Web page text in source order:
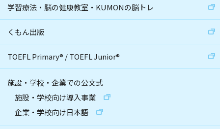
学習療法・脳の健康教室・KUMONの脳トレ
くもん出版
TOEFL Primary® /TOEFL Junior®
施設・学校・企業での公文式
施設・学校向け導入事業
企業・学校向け日本語